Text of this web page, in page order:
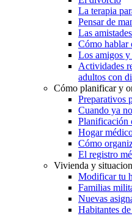
La terapia
Pensar de
Las
Cómo hablar
Los amigos y
Actividades
adultos con
Cómo planificar y
Preparativos
Cuando ya
Planificación
Hogar
Cómo
El registro
Vivienda y
Modificar tu
Familias
Nuevas
Habitantes